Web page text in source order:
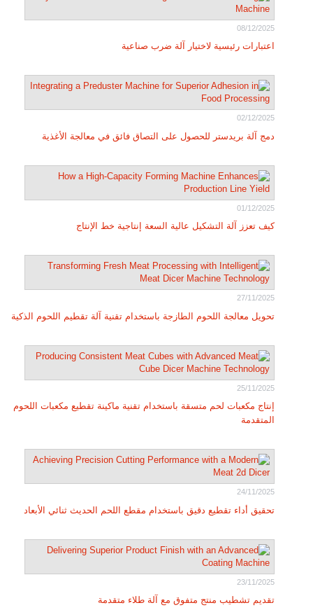
08/12/2025
اعتبارات رئيسية لاختيار آلة ضرب صناعية
02/12/2025
دمج آلة بريدستر للحصول على التصاق فائق في معالجة الأغذية
01/12/2025
كيف تعزز آلة التشكيل عالية السعة إنتاجية خط الإنتاج
27/11/2025
تحويل معالجة اللحوم الطازجة باستخدام تقنية آلة تقطيم اللحوم الذكية
25/11/2025
إنتاج مكعبات لحم متسقة باستخدام تقنية ماكينة تقطيع مكعبات اللحوم
المتقدمة
24/11/2025
تحقيق أداء تقطيع دقيق باستخدام مقطع اللحم الحديث ثنائي الأبعاد
23/11/2025
تقديم تشطيب منتج متفوق مع آلة طلاء متقدمة